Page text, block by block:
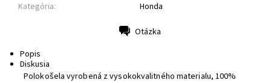
Kategória: Honda
Otázka
Popis
Diskusia
Polokošela vyrobená z vysokokvalitného materialu, 100%